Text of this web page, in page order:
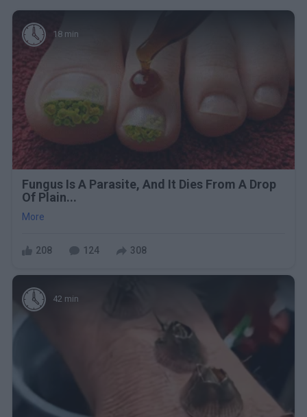
18 min
Fungus Is A Parasite, And It Dies From A Drop
Of Plain...
More
208 124 308
42 min